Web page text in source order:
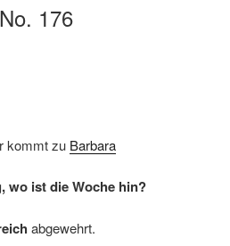
176
kommt zu Barbara
wo ist die Woche hin?
abgewehrt.